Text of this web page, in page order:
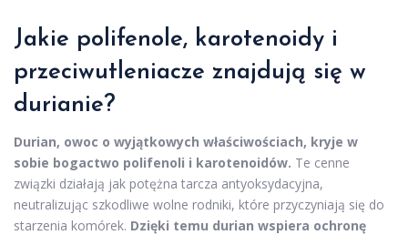
Jakie polifenole, karotenoidy i
przeciwutleniacze znajdują się w
durianie?
Durian, owoc o wyjątkowych właściwościach, kryje w
sobie bogactwo polifenoli i karotenoidów. Te cenne
związki działają jak potężna tarcza antyoksydacyjna,
neutralizując szkodliwe wolne rodniki, które przyczyniają się do
starzenia komórek. Dzięki temu durian wspiera ochronę